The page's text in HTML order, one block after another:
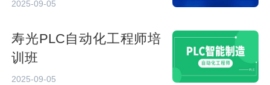
2025-09-05
寿光PLC自动化工程师培
训班
2025-09-05